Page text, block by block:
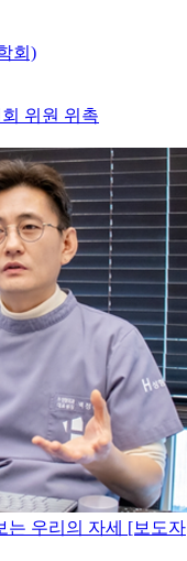
회)
위원 위촉
는 우리의 자세 [보도자